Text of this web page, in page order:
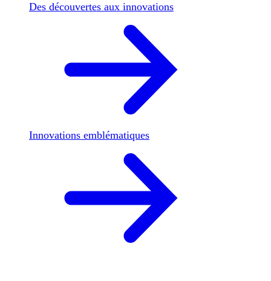
Des découvertes aux innovations
Innovations emblématiques